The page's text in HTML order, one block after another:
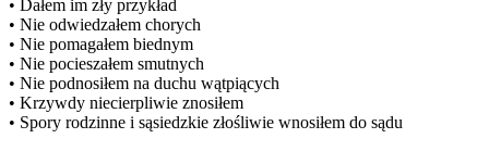
• Dałem im zły przykład
• Nie odwiedzałem chorych
• Nie pomagałem biednym
• Nie pocieszałem smutnych
• Nie podnosiłem na duchu wątpiących
• Krzywdy niecierpliwie znosiłem
• Spory rodzinne i sąsiedzkie złośliwie wnosiłem do sądu